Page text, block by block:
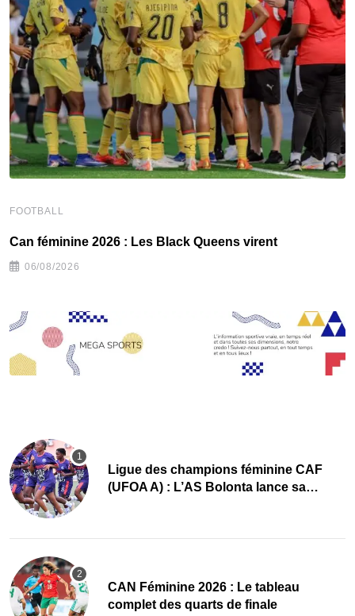
FOOTBALL
‎Can féminine 2026 : Les Black Queens virent
06/08/2026
Ligue des champions féminine CAF
(UFOA A) : L’AS Bolonta lance sa
CAN Féminine 2026 : Le tableau
complet des quarts de finale